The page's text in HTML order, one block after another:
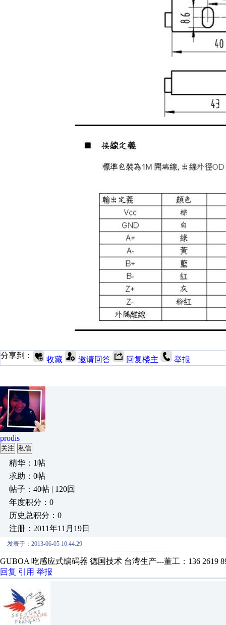
分享到： 收藏 邀请回答 回复楼主 举报
prodis
关注 私信
精华：1帖
求助：0帖
帖子：40帖 | 120回
年度积分：0
历史总积分：0
注册：2011年11月19日
发表于：2013-06-05 10:44:29
GUBOA 吃感应式编码器 德国技术 台湾生产---董工：136 2619
回复 引用 举报